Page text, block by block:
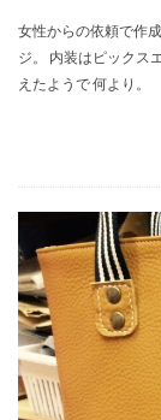
女性からの依頼で作
ジ。 内装はピックス
えたようで 何より。